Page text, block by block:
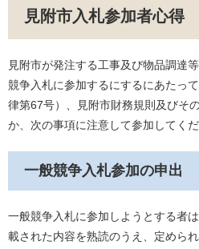
見附市入札参加者心得
見附市が発注する工事及び物品調達
競争入札に参加するにするにあたっ
律第67号）、見附市財務規則及びそ
か、次の事項に注意して参加してくだ
一般競争入札参加の申出
一般競争入札に参加しようとする者
載された内容を熟読のうえ、定めら